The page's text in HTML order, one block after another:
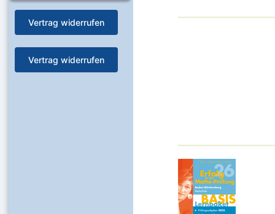
Vertrag widerrufen
Vertrag widerrufen